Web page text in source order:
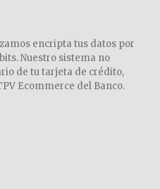
encripta tus datos por
Nuestro sistema no
de tu tarjeta de crédito,
Ecommerce del Banco.